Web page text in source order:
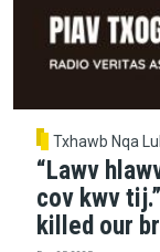
Txhawb Nqa
“Lawv
cov kwv
killed our